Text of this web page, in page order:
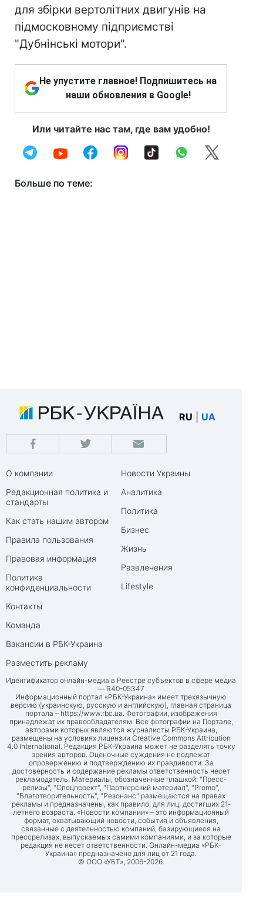
для збірки вертолітних двигунів на
підмосковному підприємстві
"Дубнінські мотори".
Не упустите главное! Подпишитесь на
наши обновления в Google!
Или читайте нас там, где вам удобно!
Больше по теме:
RU UA
О компании
Редакционная политика и
стандарты
Как стать нашим автором
Правила пользования
Правовая информация
Политика
конфиденциальности
Контакты
Команда
Вакансии в РБК-Украина
Разместить рекламу
Новости Украины
Аналитика
Политика
Бизнес
Жизнь
Развлечения
Lifestyle
Идентификатор онлайн-медиа в Реестре субъектов в сфере медиа
— R40-05347
Информационный портал «РБК-Украина» имеет трехязычную
версию (украинскую, русскую и английскую), главная страница
портала – https://www.rbc.ua. Фотографии, изображения
принадлежат их правообладателям. Все фотографии на Портале,
авторами которых являются журналисты РБК-Украина,
размещены на условиях лицензии Creative Commons Attribution
4.0 International. Редакция РБК-Украина может не разделять точку
зрения авторов. Оценочные суждения не подлежат
опровержению и подтверждению их правдивости. За
достоверность и содержание рекламы ответственность несет
рекламодатель. Материалы, обозначенные плашкой: "Пресс-
релизы", "Спецпроект", "Партнерский материал", "Promo",
"Благотворительность", "Резонанс" размещаются на правах
рекламы и предназначены, как правило, для лиц, достигших 21-
летнего возраста. «Новости компании» – это информационный
формат, охватывающий новости, события и объявления,
связанные с деятельностью компаний, базирующиеся на
прессрелизах, выпускаемых самими компаниями, и за которые
редакция не несет ответственности. Онлайн-медиа «РБК-
Украина» предназначено для лиц от 21 года.
© ООО «УБТ», 2006-2026.